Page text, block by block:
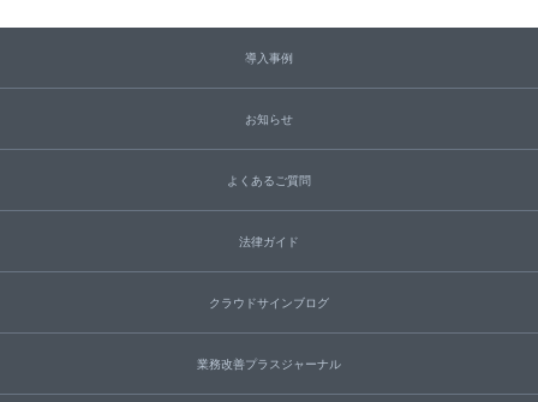
導入事例
お知らせ
よくあるご質問
法律ガイド
クラウドサインブログ
業務改善プラスジャーナル